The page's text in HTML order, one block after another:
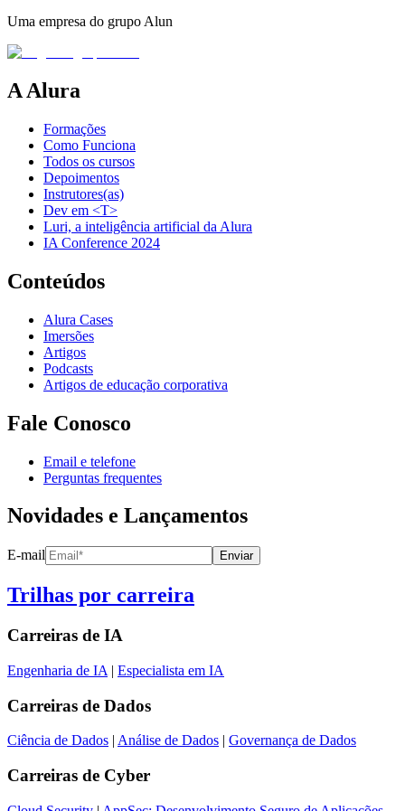
Uma empresa do grupo Alun
A Alura
Formações
Como Funciona
Todos os cursos
Depoimentos
Instrutores(as)
Dev em <T>
Luri, a inteligência artificial da Alura
IA Conference 2024
Conteúdos
Alura Cases
Imersões
Artigos
Podcasts
Artigos de educação corporativa
Fale Conosco
Email e telefone
Perguntas frequentes
Novidades e Lançamentos
E-mail Enviar
Trilhas por carreira
Carreiras de IA
Engenharia de IA | Especialista em IA
Carreiras de Dados
Ciência de Dados | Análise de Dados | Governança de Dados
Carreiras de Cyber